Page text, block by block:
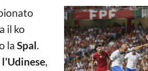
il ko
la Spal.
l’Udinese,